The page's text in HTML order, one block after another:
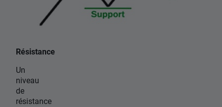
Résistance
Un
niveau
de
résistance